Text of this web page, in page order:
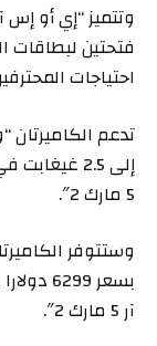
فتحتين لبطاقات
احتياجات
5 مارك 2″.
وستتوفر
آر 5 مارك 2″.